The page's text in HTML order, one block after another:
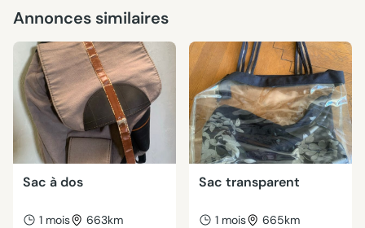
Annonces similaires
Sac à dos
1 mois 663km
Sac transparent
1 mois 665km